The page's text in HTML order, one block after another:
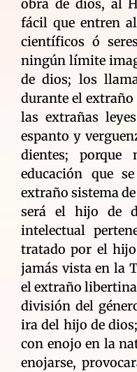
obra de dios, al
fácil que entren
científicos ó
ningún límite
de dios; los
durante el extraño
las extrañas
espanto y
dientes;
educación que
extraño sistema
será el hijo de
intelectual
tratado por el
jamás vista en la
el extraño
división del
ira del hijo de
con enojo en la
enojarse,